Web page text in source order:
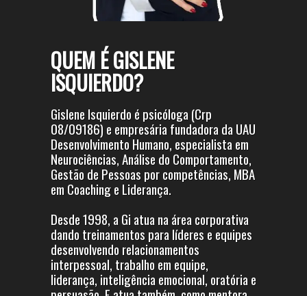
QUEM É GISLENE
ISQUIERDO?
Gislene Isquierdo é psicóloga (Crp
08/09186) e empresária fundadora da UAU
Desenvolvimento Humano, especialista em
Neurociências, Análise do Comportamento,
Gestão de Pessoas por competências, MBA
em Coaching e Liderança.
Desde 1998, a Gi atua na área corporativa
dando treinamentos para líderes e equipes
desenvolvendo relacionamentos
interpessoal, trabalho em equipe,
liderança, inteligência emocional, oratória e